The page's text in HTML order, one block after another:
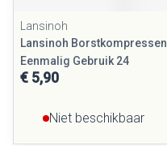
Lansinoh
Lansinoh Borstkompressen
Eenmalig Gebruik 24
€ 5,90
Niet beschikbaar